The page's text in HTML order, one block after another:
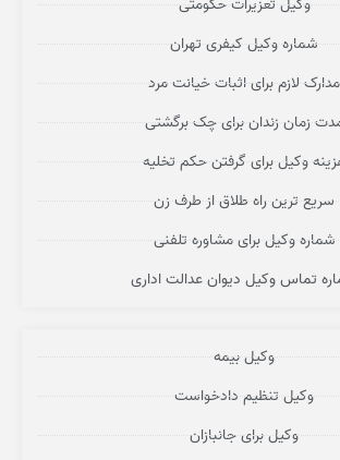
شماره وکیل کیفری تهران
مدارک لازم برای اثبات خیانت مرد
زمان زندان برای چک برگشتی
وکیل برای گرفتن حکم تخلیه
سریع ترین راه طلاق از طرف زن
شماره وکیل برای مشاوره تلفنی
تماس وکیل دیوان عدالت اداری
وکیل بیمه
وکیل تنظیم دادخواست
وکیل برای جانبازان